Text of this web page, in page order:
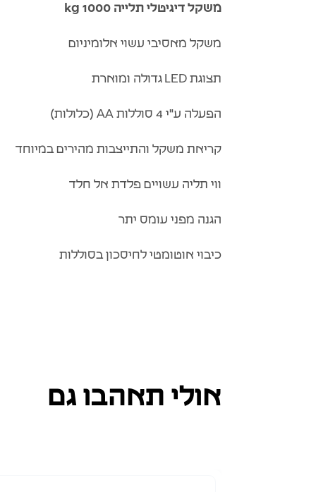
משקל דיגיטלי תלייה 1000 kg
משקל מאסיבי עשוי אלומיניום
תצוגת LED גדולה ומוארת
הפעלה ע"י 4 סוללות AA (כלולות)
קריאת משקל והתייצבות מהירים במיוחד
ווי תליה עשויים פלדת אל חלד
הגנה מפני עומס יתר
כיבוי אוטומטי לחיסכון בסוללות
אולי תאהבו גם